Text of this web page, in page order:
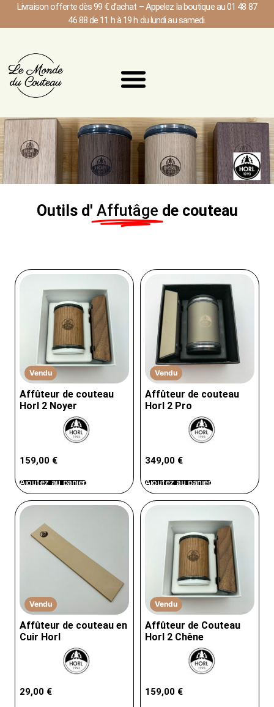
Livraison offerte dès 99 € d’achat – Appelez la boutique au 01 48 87
46 88 de 11 h à 19 h du lundi au samedi.
Outils d' Affutâge de couteau
Vendu
Affûteur de couteau
Horl 2 Noyer
159,00 €
Ajoutez au panier
Vendu
Affûteur de couteau
Horl 2 Pro
349,00 €
Ajoutez au panier
Vendu
Affûteur de couteau en
Cuir Horl
29,00 €
Vendu
Affûteur de Couteau
Horl 2 Chêne
159,00 €